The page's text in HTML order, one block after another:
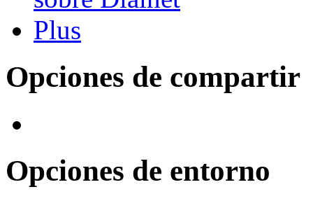
Opciones de compartir
Opciones de entorno